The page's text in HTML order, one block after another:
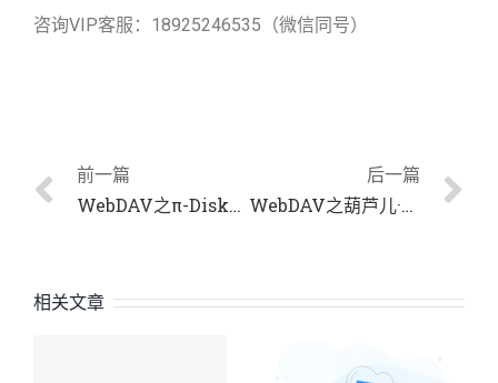
咨询VIP客服：18925246535（微信同号）
前一篇
WebDAV之π-Disk派盘 + 天悦日记
后一篇
WebDAV之葫芦儿·派盘+Milk浏览器
相关文章